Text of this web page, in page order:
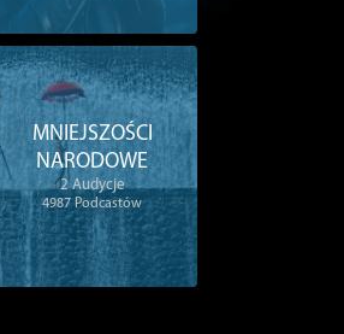
MNIEJSZOŚCI
NARODOWE
2 Audycje
4987Podcastów